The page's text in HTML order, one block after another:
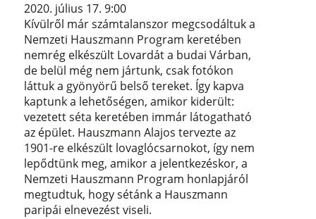
2020. július 17. 9:00
Kívülről már számtalanszor megcsodáltuk a
Nemzeti Hauszmann Program keretében
nemrég elkészült Lovardát a budai Várban,
de belül még nem jártunk, csak fotókon
láttuk a gyönyörű belső tereket. Így kapva
kaptunk a lehetőségen, amikor kiderült:
vezetett séta keretében immár látogatható
az épület. Hauszmann Alajos tervezte az
1901-re elkészült lovaglócsarnokot, így nem
lepődtünk meg, amikor a jelentkezéskor, a
Nemzeti Hauszmann Program honlapjáról
megtudtuk, hogy sétánk a Hauszmann
paripái elnevezést viseli.